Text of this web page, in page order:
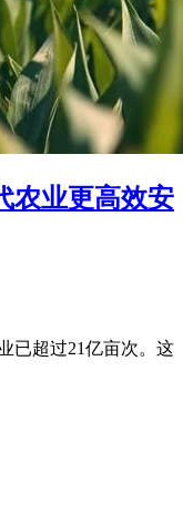
农业更高效安
已超过21亿亩次。这